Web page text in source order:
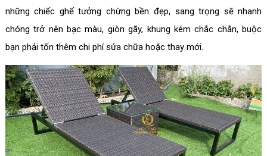
những chiếc ghế tưởng chừng bền đẹp, sang trọng sẽ nhanh
chóng trở nên bạc màu, giòn gãy, khung kém chắc chắn, buộc
bạn phải tốn thêm chi phí sửa chữa hoặc thay mới.